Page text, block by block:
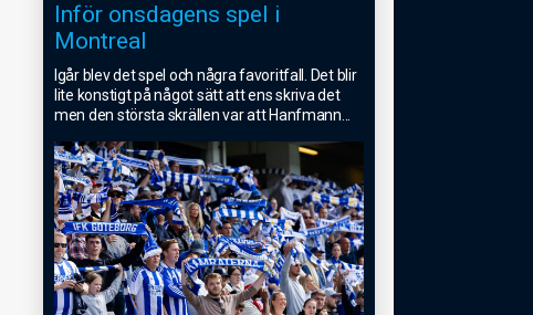
Inför onsdagens spel i
Montreal
Igår blev det spel och några favoritfall. Det blir
lite konstigt på något sätt att ens skriva det
men den största skrällen var att Hanfmann